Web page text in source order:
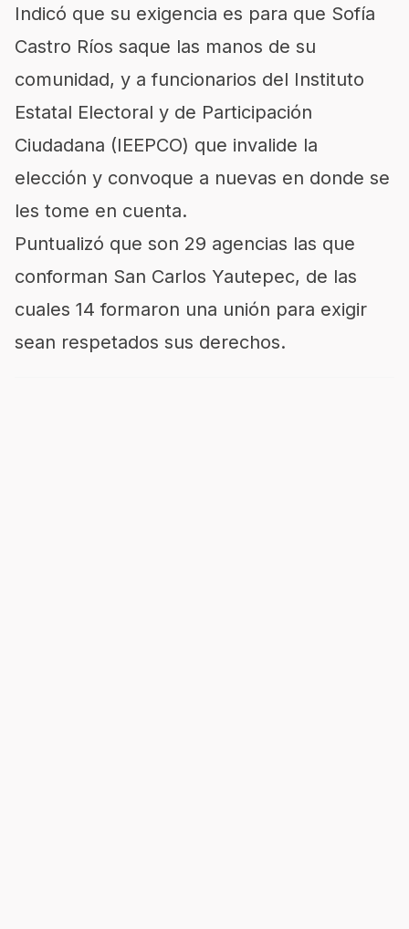
Indicó que su exigencia es para que Sofía
Castro Ríos saque las manos de su
comunidad, y a funcionarios del Instituto
Estatal Electoral y de Participación
Ciudadana (IEEPCO) que invalide la
elección y convoque a nuevas en donde se
les tome en cuenta.
Puntualizó que son 29 agencias las que
conforman San Carlos Yautepec, de las
cuales 14 formaron una unión para exigir
sean respetados sus derechos.